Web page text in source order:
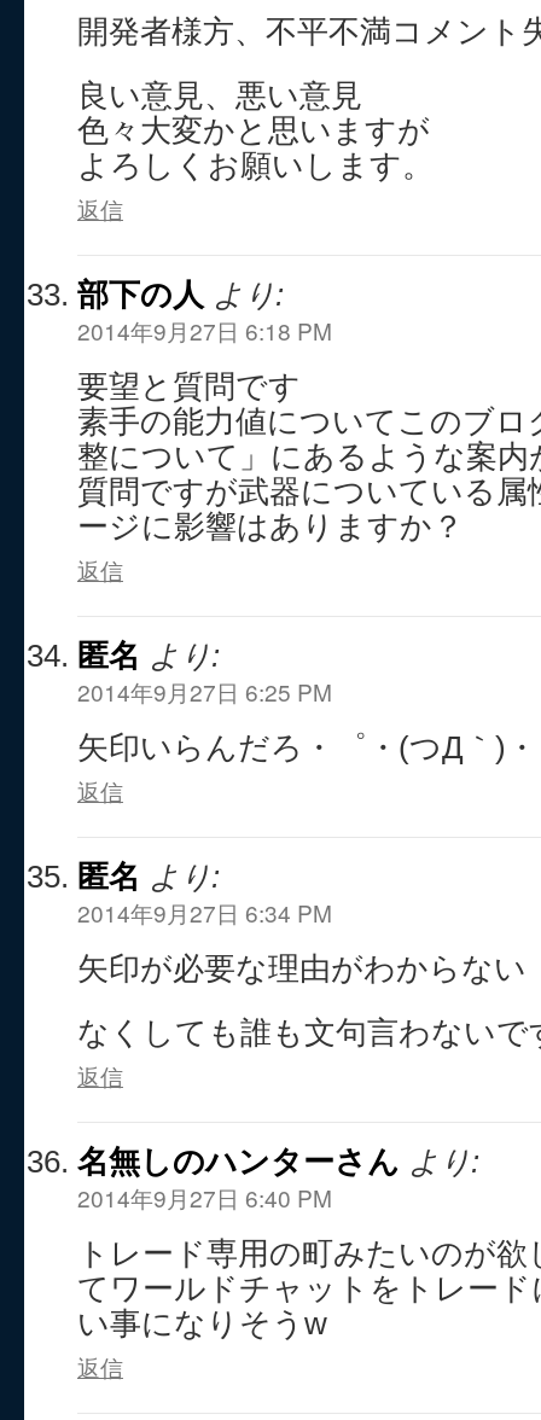
開発者様方、不平不満コメント
良い意見、悪い意見
色々大変かと思いますが
よろしくお願いします。
返信
部下の人 より:
2014年9月27日 6:18 PM
要望と質問です
素手の能力値についてこのブロ
整について」にあるような案内
質問ですが武器についている
ージに影響はありますか？
返信
匿名 より:
2014年9月27日 6:25 PM
矢印いらんだろ・゜・(つД｀)
返信
匿名 より:
2014年9月27日 6:34 PM
矢印が必要な理由がわからない
なくしても誰も文句言わないで
返信
名無しのハンターさん より:
2014年9月27日 6:40 PM
トレード専用の町みたいのが
てワールドチャットをトレー
い事になりそうw
返信